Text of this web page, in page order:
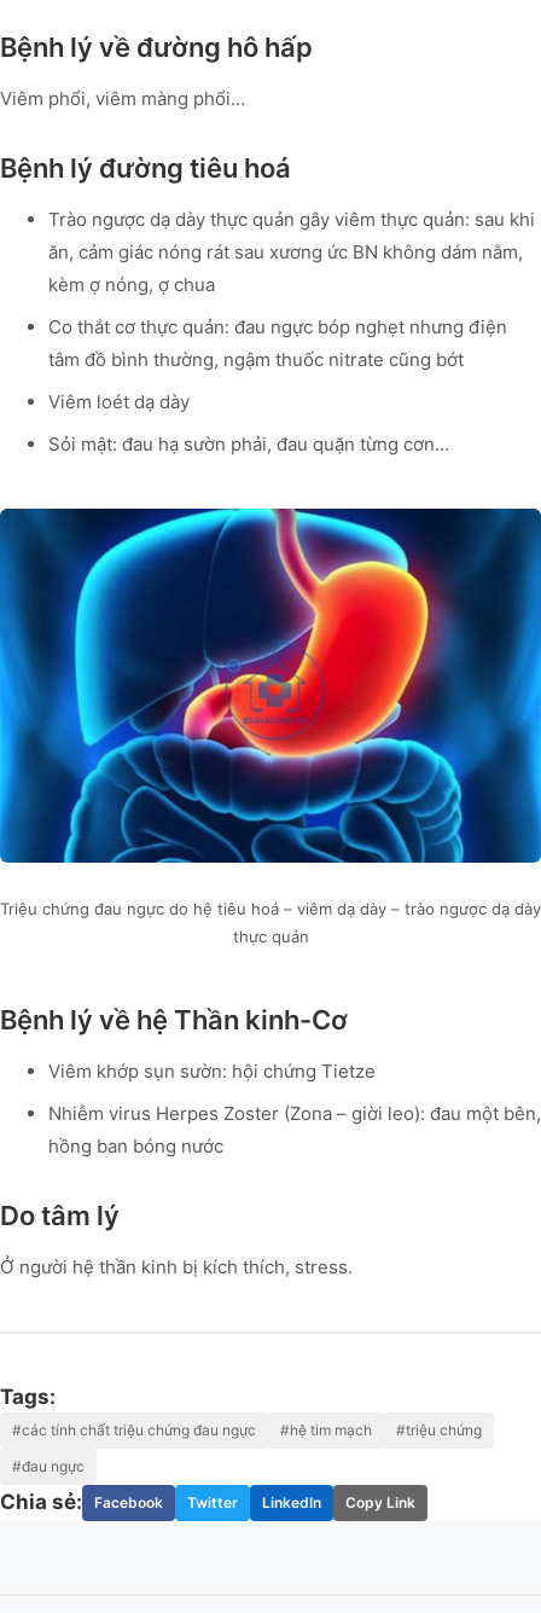
Bệnh lý về đường hô hấp
Viêm phổi, viêm màng phổi…
Bệnh lý đường tiêu hoá
Trào ngược dạ dày thực quản gây viêm thực quản: sau khi
ăn, cảm giác nóng rát sau xương ức BN không dám nằm,
kèm ợ nóng, ợ chua
Co thắt cơ thực quản: đau ngực bóp nghẹt nhưng điện
tâm đồ bình thường, ngậm thuốc nitrate cũng bớt
Viêm loét dạ dày
Sỏi mật: đau hạ sườn phải, đau quặn từng cơn…
Triệu chứng đau ngực do hệ tiêu hoá – viêm dạ dày – trào ngược dạ dày
thực quản
Bệnh lý về hệ Thần kinh-Cơ
Viêm khớp sụn sườn: hội chứng Tietze
Nhiễm virus Herpes Zoster (Zona – giời leo): đau một bên,
hồng ban bóng nước
Do tâm lý
Ở người hệ thần kinh bị kích thích, stress.
Tags:
#các tính chất triệu chứng đau ngực #hệ tim mạch
#triệu chứng
#đau ngực
Chia sẻ: Facebook Twitter LinkedIn Copy Link